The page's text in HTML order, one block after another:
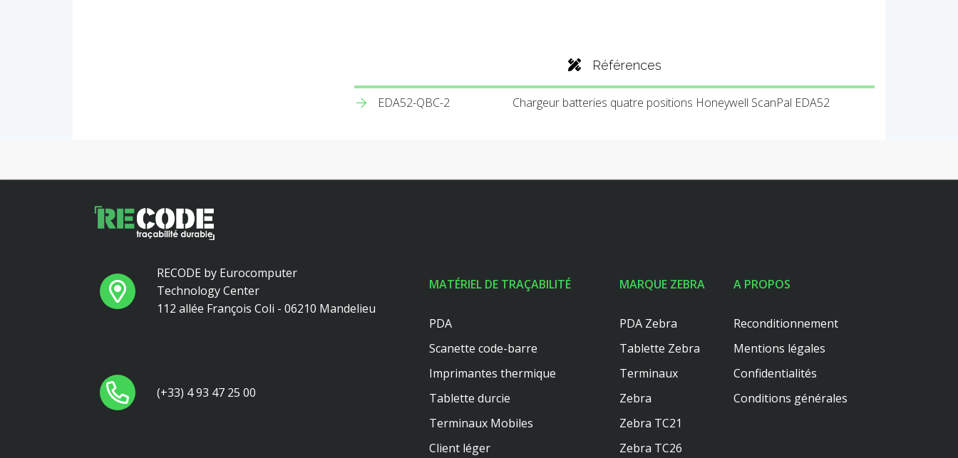
Références
EDA52-QBC-2 Chargeur batteries quatre positions Honeywell ScanPal EDA52
RECODE by Eurocomputer
Technology Center
112 allée François Coli - 06210 Mandelieu
(+33) 4 93 47 25 00
MATÉRIEL DE TRAÇABILITÉ
PDA
Scanette code-barre
Imprimantes thermique
Tablette durcie
Terminaux Mobiles
Client léger
MARQUE ZEBRA
PDA Zebra
Tablette Zebra
Terminaux
Zebra
Zebra TC21
Zebra TC26
A PROPOS
Reconditionnement
Mentions légales
Confidentialités
Conditions générales